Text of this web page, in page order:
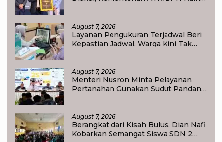
August 7, 2026
Layanan Pengukuran Terjadwal Beri
Kepastian Jadwal, Warga Kini Tak
August 7, 2026
Menteri Nusron Minta Pelayanan
Pertanahan Gunakan Sudut Pandang
August 7, 2026
Berangkat dari Kisah Bulus, Dian Nafi
Kobarkan Semangat Siswa SDN 2